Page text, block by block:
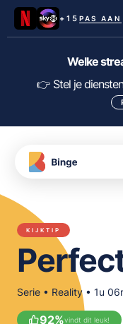
+15 PAS AAN
Netflix
Disney+
Viaplay
meJane
FILTER FILMS EN
Welke
👉 Stel je
Download
de
App
KIJKTIP
Serie • Reality • 1u
92%vindt dit leuk!